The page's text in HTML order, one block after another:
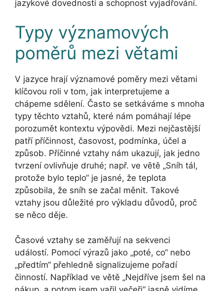
jazykové dovednosti a schopnost vyjadřování.
Typy významových
poměrů mezi větami
V jazyce hrají významové poměry mezi větami
klíčovou roli v tom, jak interpretujeme a
chápeme sdělení. Často se setkáváme s mnoha
typy těchto vztahů, které nám pomáhají lépe
porozumět kontextu výpovědi. Mezi nejčastější
patří příčinnost, časovost, podmínka, účel a
způsob. Příčinné vztahy nám ukazují, jak jedno
tvrzení ovlivňuje druhé; např. ve větě „Sníh tál,
protože bylo teplo“ je jasné, že teplota
způsobila, že sníh se začal měnit. Takové
vztahy jsou důležité pro výkladu důvodů, proč
se něco děje.
Časové vztahy se zaměřují na sekvenci
událostí. Pomocí výrazů jako „poté, co“ nebo
„předtím“ přehledně signalizujeme pořadí
činností. Například ve větě „Nejdříve jsem šel na